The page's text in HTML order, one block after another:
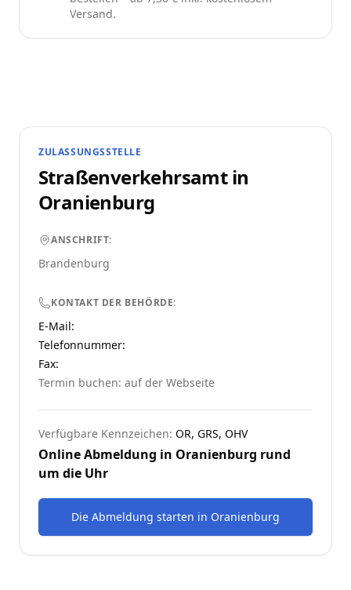
Versand.
ZULASSUNGSSTELLE
Straßenverkehrsamt in
Oranienburg
ANSCHRIFT:
Brandenburg
KONTAKT DER BEHÖRDE:
E-Mail:
Telefonnummer:
Fax:
Termin buchen: auf der Webseite
Verfügbare Kennzeichen: OR, GRS, OHV
Online Abmeldung in Oranienburg rund
um die Uhr
Die Abmeldung starten in Oranienburg